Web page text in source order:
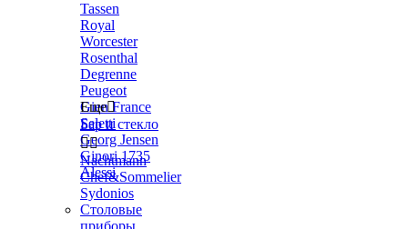
Tassen
Royal
Worcester
Rosenthal
Degrenne
Peugeot
Gien France
Seletti
Georg Jensen
Ginori 1735
Alessi
Еще
Бар и стекло

Nachtmann
Chef&Sommelier
Sydonios
Столовые
приборы